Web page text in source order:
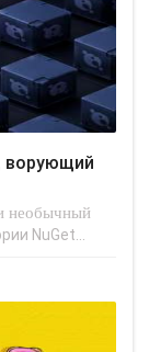
необычный
NuGet...